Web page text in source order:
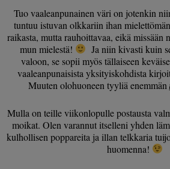
Tuo vaaleanpunainen väri on jotenkin
tuntuu istuvan olkkariin ihan
raikasta, mutta rauhoittavaa, eikä missään
mun mielestä!
Ja niin kivasti kuin
valoon, se sopii myös tällaiseen
vaaleanpunaisista yksityiskohdista
Muuten olohuoneen tyyliä enemmän
Mulla on teille viikonlopulle postausta
moikat. Olen varannut itselleni yhden
kulhollisen poppareita ja illan telkkaria
huomenna!